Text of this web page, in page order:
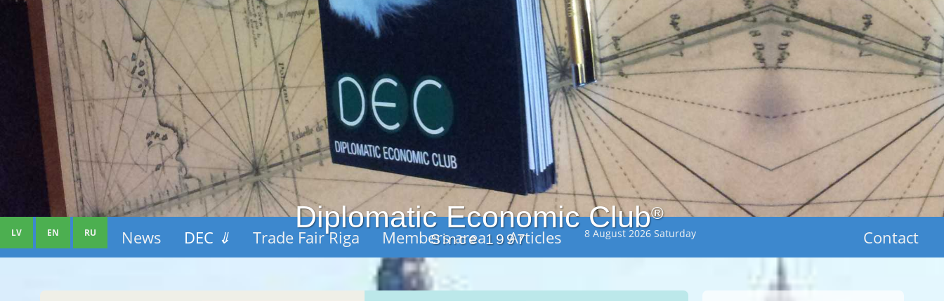
Diplomatic Economic Club®
Since 1997
LV EN RU News DEC ⇓ Trade Fair Riga Members area Articles 8 August 2026 Saturday Contact